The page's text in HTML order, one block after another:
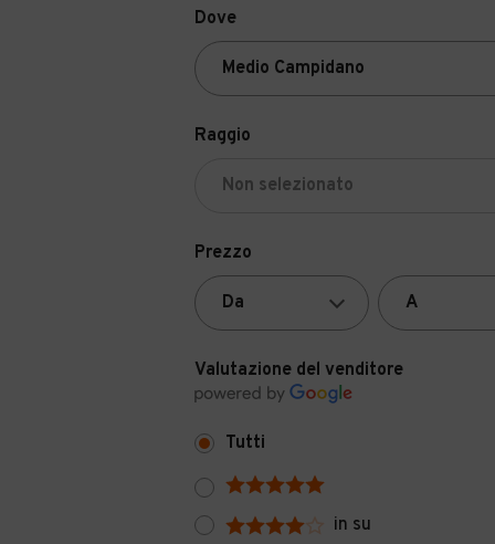
Dove
Raggio
Prezzo
Valutazione del venditore
Tutti
in su